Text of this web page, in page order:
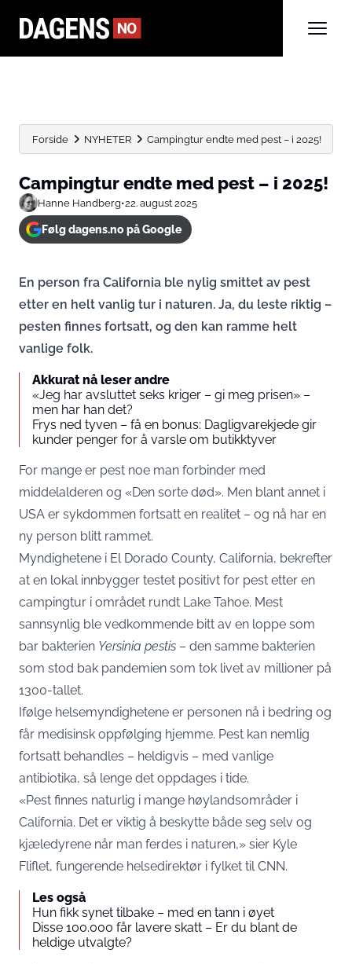
Forside NYHETER Campingtur endte med pest – i 2025!
Campingtur endte med pest – i 2025!
Hanne Handberg•22. august 2025
Følg dagens.no på Google
En person fra California ble nylig smittet av pest
etter en helt vanlig tur i naturen. Ja, du leste riktig –
pesten finnes fortsatt, og den kan ramme helt
vanlige folk.
Akkurat nå leser andre
«Jeg har avsluttet seks kriger – gi meg prisen» –
men har han det?
Frys ned tyven – få en bonus: Dagligvarekjede gir
kunder penger for å varsle om butikktyver
For mange er pest noe man forbinder med
middelalderen og «Den sorte død». Men blant annet i
USA er sykdommen fortsatt en realitet – og nå har en
ny person blitt rammet.
Myndighetene i El Dorado County, California, bekrefter
at en lokal innbygger testet positivt for pest etter en
campingtur i området rundt Lake Tahoe. Mest
sannsynlig ble vedkommende bitt av en loppe som
bar bakterien Yersinia pestis – den samme bakterien
som stod bak pandemien som tok livet av millioner på
1300-tallet.
Ifølge helsemyndighetene er personen nå i bedring og
får medisinsk oppfølging hjemme. Pest kan nemlig
fortsatt behandles – heldigvis – med vanlige
antibiotika, så lenge det oppdages i tide.
«Pest finnes naturlig i mange høylandsområder i
California. Det er viktig å beskytte både seg selv og
kjæledyrene når man ferdes i naturen,» sier Kyle
Fliflet, fungerende helsedirektør i fylket tilCNN.
Les også
Hun fikk synet tilbake – med en tann i øyet
Disse 100.000 får lavere skatt – Er du blant de
heldige utvalgte?